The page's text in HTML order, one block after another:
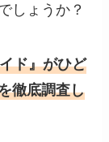
しょうか？
ド』がひど
徹底調査し